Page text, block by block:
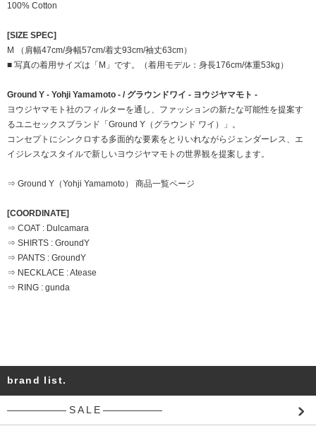
100% Cotton
[SIZE SPEC]
M （肩幅47cm/身幅57cm/着丈93cm/袖丈63cm）
■ 写真の着用サイズは「M」です。（着用モデル：身長176cm/体重53kg）
Ground Y - Yohji Yamamoto - / グラウンドワイ - ヨウジヤマモト -
ヨウジヤマモト社のフィルターを通し、ファッションの新たな可能性を提案す
るユニセックスブランド「Ground Y（グラウンド ワイ）」。
コンセプトにシンクロする多面的な要素をとりいれながらジェンダーレス、エ
イジレスなスタイルで新しいヨウジヤマモトの世界観を提案します。
⇒ Ground Y（Yohji Yamamoto） 商品一覧ページ
[COORDINATE]
⇒ COAT : Dulcamara
⇒ SHIRTS : GroundY
⇒ PANTS : GroundY
⇒ NECKLACE : Atease
⇒ RING : gunda
brand list.
―――――― S A L E ――――――